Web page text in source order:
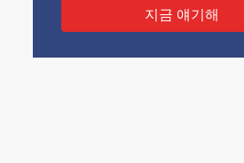
지금 얘기해